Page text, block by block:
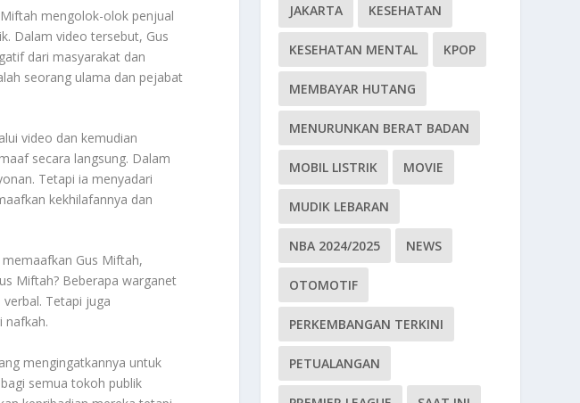
mengolok-olok penjual
Dalam video tersebut, Gus
dari masyarakat dan
seorang ulama dan pejabat
video dan kemudian
secara langsung. Dalam
Tetapi ia menyadari
kekhilafannya dan
Gus Miftah,
Miftah? Beberapa warganet
Tetapi juga
nafkah.
mengingatkannya untuk
semua tokoh publik
JAKARTA KESEHATAN
KESEHATAN MENTAL KPOP
MEMBAYAR HUTANG
MENURUNKAN BERAT BADAN
MOBIL LISTRIK MOVIE
MUDIK LEBARAN
NBA 2024/2025 NEWS
OTOMOTIF
PERKEMBANGAN TERKINI
PETUALANGAN